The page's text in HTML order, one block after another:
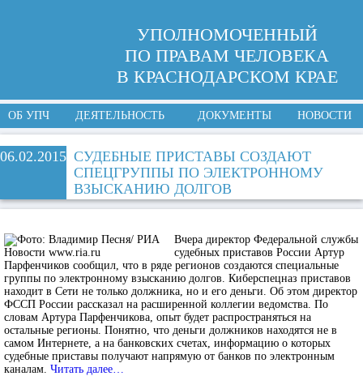
УПОЛНОМОЧЕННЫЙ
ПО ПРАВАМ ЧЕЛОВЕКА
В КРАСНОДАРСКОМ КРАЕ
ОБ УПЧ ДЕЯТЕЛЬНОСТЬ ДОКУМЕНТЫ НОВОСТИ
06.02.2015 СУДЕБНЫЕ ПРИСТАВЫ СОЗДАЮТ
СПЕЦГРУППЫ ПО ЭЛЕКТРОННОМУ
ВЗЫСКАНИЮ ДОЛГОВ
Вчера директор Федеральной службы
судебных приставов России Артур
Парфенчиков сообщил, что в ряде регионов создаются специальные
группы по электронному взысканию долгов. Киберспецназ приставов
находит в Сети не только должника, но и его деньги. Об этом директор
ФССП России рассказал на расширенной коллегии ведомства. По
словам Артура Парфенчикова, опыт будет распространяться на
остальные регионы. Понятно, что деньги должников находятся не в
самом Интернете, а на банковских счетах, информацию о которых
судебные приставы получают напрямую от банков по электронным
каналам. Читать далее…